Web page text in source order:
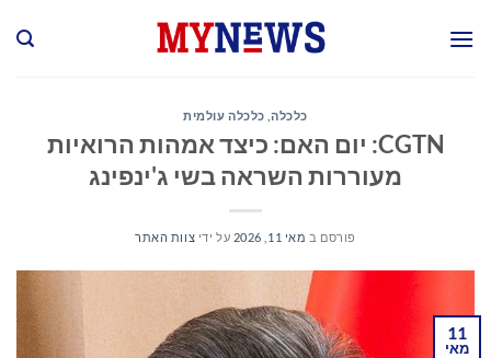
כלכלה, כלכלה עולמית
CGTN: יום האם: כיצד אמהות הרואיות
מעוררות השראה בשי ג'ינפינג
פורסם ב מאי 11, 2026 על ידי צוות האתר
11
מאי